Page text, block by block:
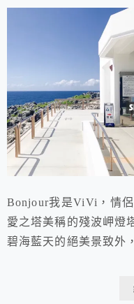
Bonjour我是ViVi，情
愛之塔美稱的殘波岬燈
碧海藍天的絕美景致外